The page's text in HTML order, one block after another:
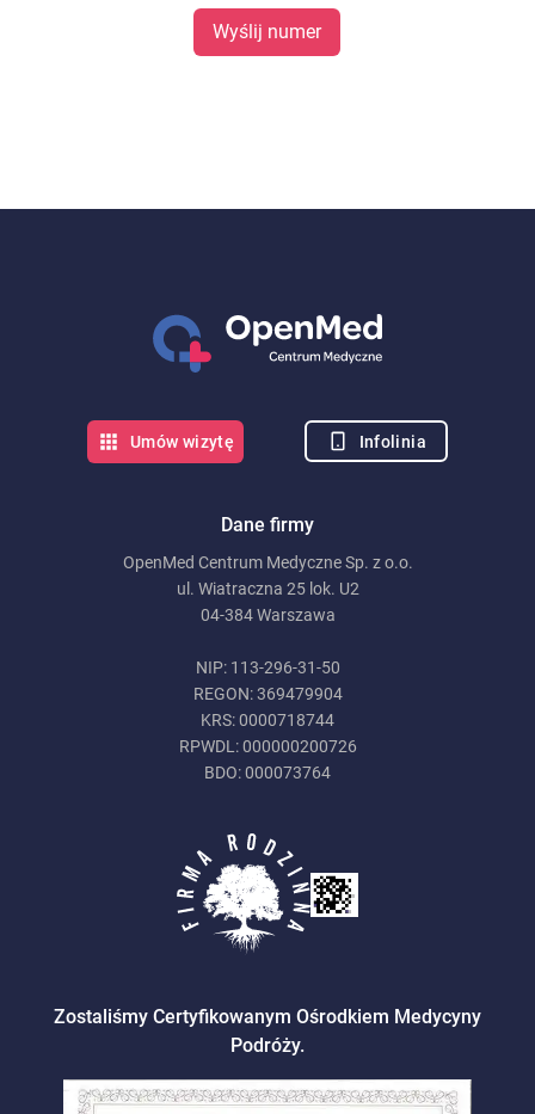
Wyślij numer
Dane firmy
OpenMed Centrum Medyczne Sp. z o.o.
ul. Wiatraczna 25 lok. U2
04-384 Warszawa
NIP: 113-296-31-50
REGON: 369479904
KRS: 0000718744
RPWDL: 000000200726
BDO: 000073764
Zostaliśmy Certyfikowanym Ośrodkiem Medycyny
Podróży.
Umów wizytę Infolinia